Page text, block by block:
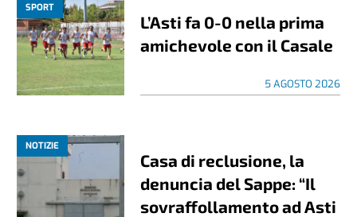
SPORT
L’Asti fa 0-0 nella prima
amichevole con il Casale
5 AGOSTO 2026
NOTIZIE
Casa di reclusione, la
denuncia del Sappe: “Il
sovraffollamento ad Asti